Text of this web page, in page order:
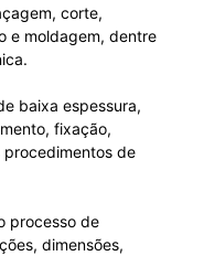
corte,
e moldagem, dentre
baixa espessura,
fixação,
de
processo de
dimensões,